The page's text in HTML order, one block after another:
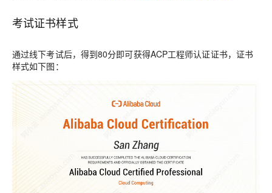
考试证书样式
通过线下考试后，得到80分即可获得ACP工程师认证证书，证书
样式如下图：